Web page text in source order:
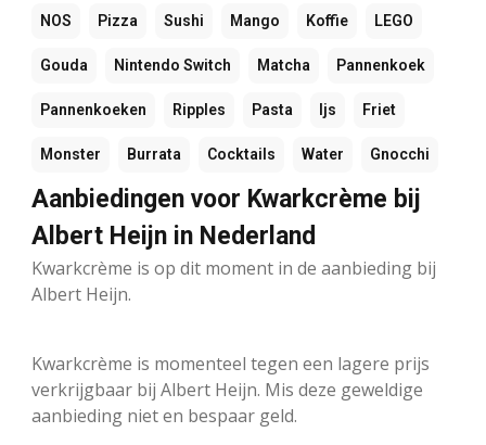
NOS Pizza Sushi Mango Koffie LEGO
Gouda Nintendo Switch Matcha Pannenkoek
Pannenkoeken Ripples Pasta Ijs Friet
Monster Burrata Cocktails Water Gnocchi
Aanbiedingen voor Kwarkcrème bij
Albert Heijn in Nederland
Kwarkcrème is op dit moment in de aanbieding bij
Albert Heijn.
Kwarkcrème is momenteel tegen een lagere prijs
verkrijgbaar bij Albert Heijn. Mis deze geweldige
aanbieding niet en bespaar geld.